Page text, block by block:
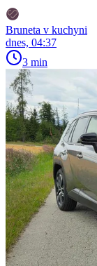
Bruneta v kuchyni
dnes, 04:37
3 min